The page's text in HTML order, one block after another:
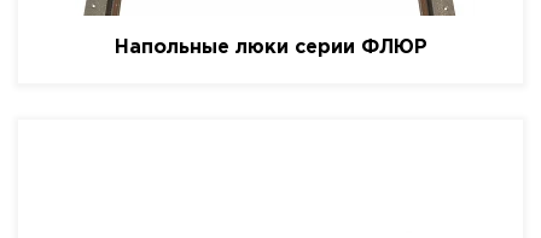
Напольные люки серии ФЛЮР